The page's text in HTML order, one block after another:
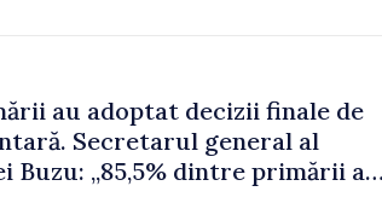
au adoptat decizii finale de
Secretarul general al
Buzu: „85,5% dintre primării au